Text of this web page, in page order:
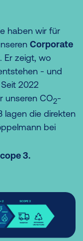
haben wir für
Corporate
Er zeigt, wo
- und
2022
unseren CO2-
lagen die direkten
bei
3.